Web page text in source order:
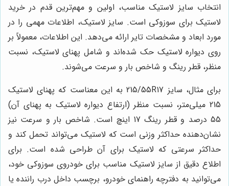
انتخاب سایز لاستیک مناسب، اولین و مهم‌ترین قدم در خرید
لاستیک برای سوزوکی است. سایز لاستیک، اطلاعات مهمی را در
مورد ابعاد و مشخصات تایر ارائه می‌دهد. این اطلاعات، معمولاً بر
روی دیواره لاستیک حک شده‌اند و شامل پهنای لاستیک، نسبت
منظر، قطر رینگ و شاخص بار و سرعت می‌شوند.
برای مثال، سایز 215/55R17 به این معناست که پهنای لاستیک
215 میلی‌متر، نسبت منظر (ارتفاع دیواره لاستیک به پهنای آن)
55 درصد و قطر رینگ 17 اینچ است. شاخص بار و سرعت نیز
نشان‌دهنده حداکثر وزنی است که لاستیک می‌تواند تحمل کند و
حداکثر سرعتی که لاستیک برای آن طراحی شده است. برای
اطلاع دقیق از سایز لاستیک مناسب برای خودروی سوزوکی خود،
می‌توانید به دفترچه راهنمای خودرو، برچسب داخل درب راننده یا